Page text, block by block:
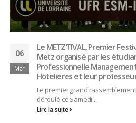
06
Mar
Le METZ’TIVAL, Premier
Metz organisé par les
Professionnelle
Hôtelières et leur professeur
Le premier grand
déroulé ce Samedi...
Lire la suite